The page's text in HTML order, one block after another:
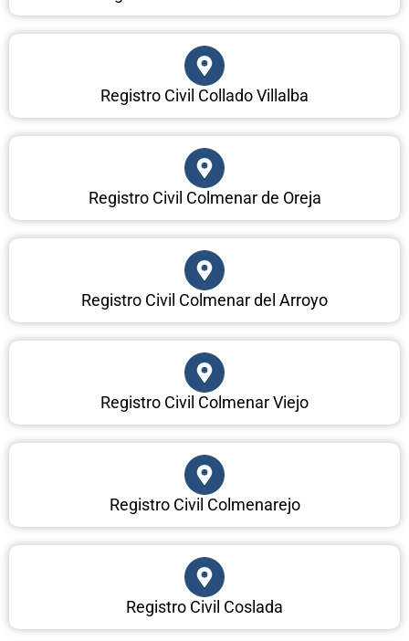
Registro Civil Collado Villalba
Registro Civil Colmenar de Oreja
Registro Civil Colmenar del Arroyo
Registro Civil Colmenar Viejo
Registro Civil Colmenarejo
Registro Civil Coslada